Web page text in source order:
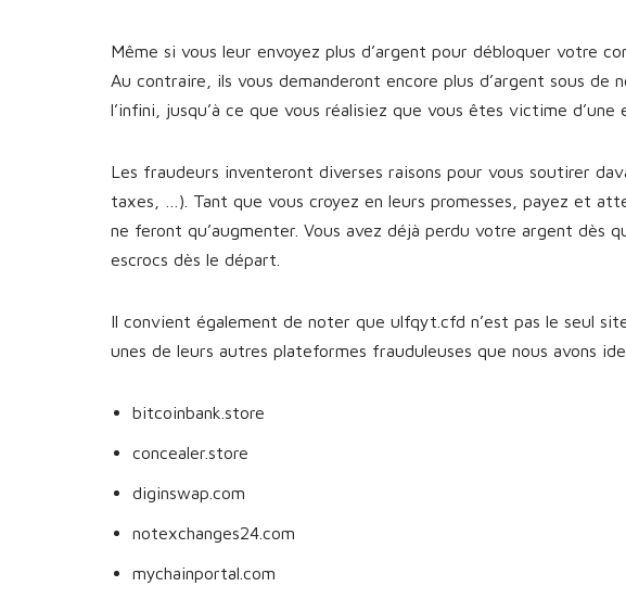
Même si vous leur envoyez plus d’argent pour débloquer votre
Au contraire, ils vous demanderont encore plus d’argent sous
l’infini, jusqu’à ce que vous réalisiez que vous êtes victime d’une
Les fraudeurs inventeront diverses raisons pour vous soutirer
taxes, …). Tant que vous croyez en leurs promesses, payez et
ne feront qu’augmenter. Vous avez déjà perdu votre argent dès
escrocs dès le départ.
Il convient également de noter que ulfqyt.cfd n’est pas le seul
unes de leurs autres plateformes frauduleuses que nous avons
bitcoinbank.store
concealer.store
diginswap.com
notexchanges24.com
mychainportal.com